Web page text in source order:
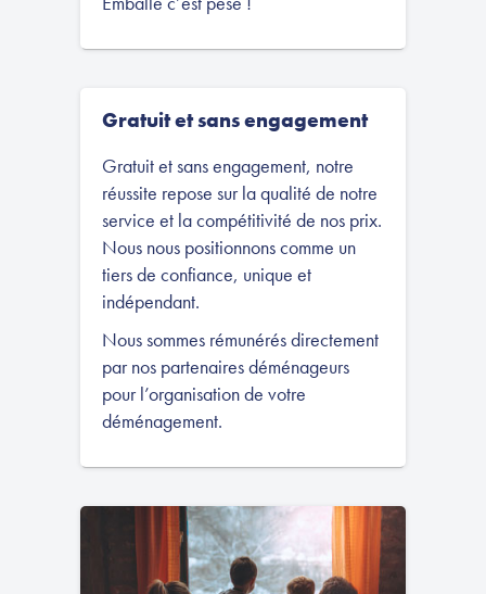
Gratuit et sans engagement
Gratuit et sans engagement, notre
réussite repose sur la qualité de notre
service et la compétitivité de nos prix.
Nous nous positionnons comme un
tiers de confiance, unique et
indépendant.
Nous sommes rémunérés directement
par nos partenaires déménageurs
pour l’organisation de votre
déménagement.